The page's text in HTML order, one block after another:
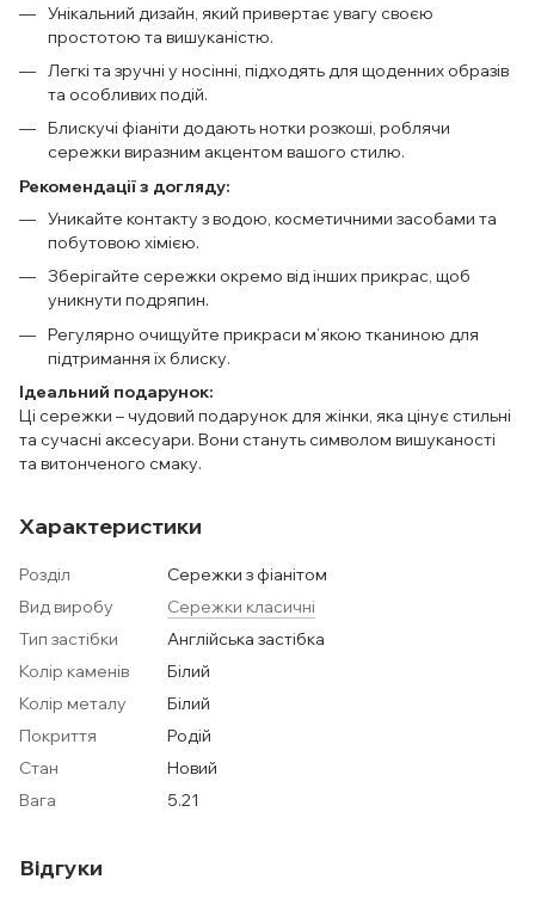
Унікальний дизайн, який привертає увагу своєю
простотою та вишуканістю.
Легкі та зручні у носінні, підходять для щоденних образів
та особливих подій.
Блискучі фіаніти додають нотки розкоші, роблячи
сережки виразним акцентом вашого стилю.
Рекомендації з догляду:
Уникайте контакту з водою, косметичними засобами та
побутовою хімією.
Зберігайте сережки окремо від інших прикрас, щоб
уникнути подряпин.
Регулярно очищуйте прикраси м’якою тканиною для
підтримання їх блиску.
Ідеальний подарунок:
Ці сережки – чудовий подарунок для жінки, яка цінує стильні
та сучасні аксесуари. Вони стануть символом вишуканості
та витонченого смаку.
Характеристики
Розділ
Сережки з фіанітом
Вид виробу
Сережки класичні
Тип застібки
Англійська застібка
Колір каменів
Білий
Колір металу
Білий
Покриття
Родій
Стан
Новий
Вага
5.21
Відгуки